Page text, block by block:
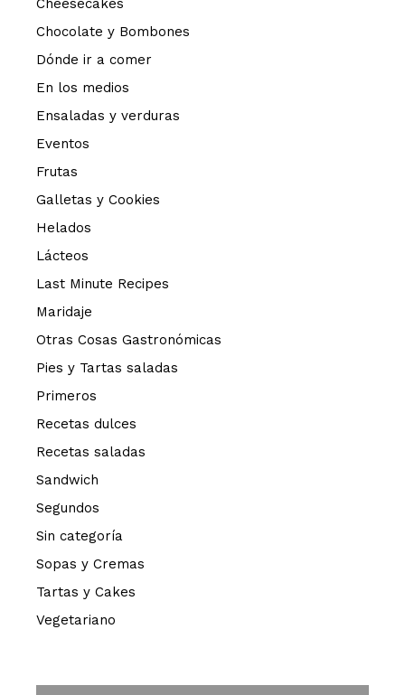
Cheesecakes
Chocolate y Bombones
Dónde ir a comer
En los medios
Ensaladas y verduras
Eventos
Frutas
Galletas y Cookies
Helados
Lácteos
Last Minute Recipes
Maridaje
Otras Cosas Gastronómicas
Pies y Tartas saladas
Primeros
Recetas dulces
Recetas saladas
Sandwich
Segundos
Sin categoría
Sopas y Cremas
Tartas y Cakes
Vegetariano